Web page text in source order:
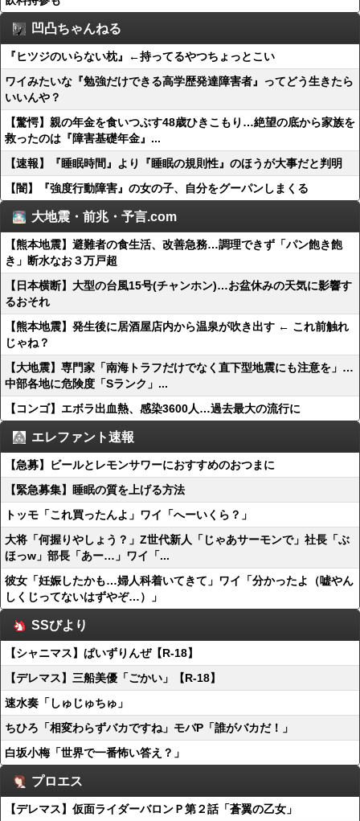
凹凸ちゃんねる
『ヒツジのいらない枕』←持ってるやつちょっとこい
ワイみたいな『勉強だけできる高学歴発達障害者』ってどう生きたら
いいんや？
【驚愕】親の年金を食いつぶす48歳ひきこもり…絶望の底から家族を
救ったのは『障害基礎年金』...
【速報】『睡眠時間』より『睡眠の規則性』のほうが大事だと判明
【闇】『強度行動障害』の女の子、自分をグーパンしまくる
大地震・前兆・予言.com
【熊本地震】避難者の食生活、改善急務…調理できず「パン飽き飽
き」断水なお３万戸超
【日本横断】大型の台風15号(チャンホン)…お盆休みの天気に影響す
るおそれ
【熊本地震】発生後に居酒屋店内から温泉が吹き出す ← これ前触れ
じゃね？
【大地震】専門家「南海トラフだけでなく直下型地震にも注意を」…
中部各地に危険度「Sランク」...
【コンゴ】エボラ出血熱、感染3600人…過去最大の流行に
エレファント速報
【急募】ビールとレモンサワーにおすすめのおつまに
【緊急募集】睡眠の質を上げる方法
トッモ「これ買ったんよ」ワイ「へーいくら？」
大将「何握りやしょう？」Z世代新人「じゃあサーモンで」社長「ぶ
ほっw」部長「あー…」ワイ「...
彼女「妊娠したかも…婦人科着いてきて」ワイ「分かったよ（嘘やん
しくじってないはずやぞ…）」
SSびより
【シャニマス】ぱいずりんぜ【R-18】
【デレマス】三船美優「ごかい」【R-18】
速水奏「しゅじゅちゅ」
ちひろ「相変わらずバカですね」モバP「誰がバカだ！」
白坂小梅「世界で一番怖い答え？」
プロエス
【デレマス】仮面ライダーバロンＰ第２話「蒼翼の乙女」